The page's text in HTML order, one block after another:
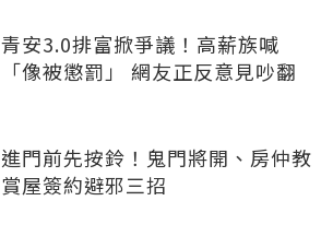
青安3.0排富掀爭議！高薪族喊
「像被懲罰」 網友正反意見吵翻
進門前先按鈴！鬼門將開、房仲教
賞屋簽約避邪三招